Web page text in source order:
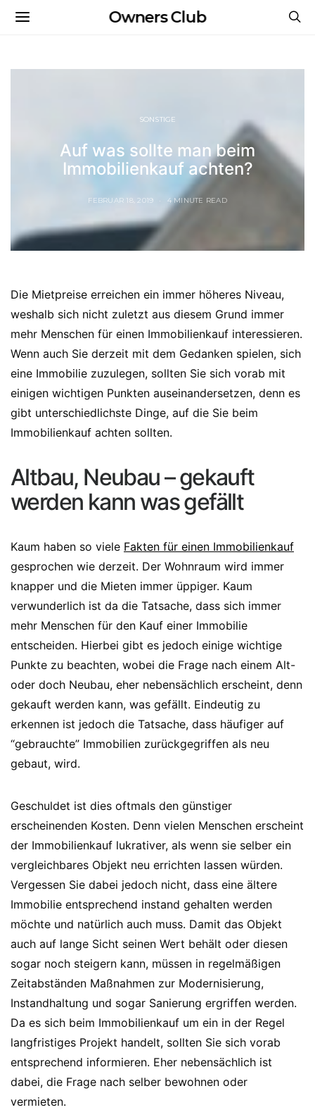
Owners Club
SONSTIGE
Auf was sollte man beim
Immobilienkauf achten?
FEBRUAR 18, 2019 4 MINUTE READ
Die Mietpreise erreichen ein immer höheres Niveau,
weshalb sich nicht zuletzt aus diesem Grund immer
mehr Menschen für einen Immobilienkauf interessieren.
Wenn auch Sie derzeit mit dem Gedanken spielen, sich
eine Immobilie zuzulegen, sollten Sie sich vorab mit
einigen wichtigen Punkten auseinandersetzen, denn es
gibt unterschiedlichste Dinge, auf die Sie beim
Immobilienkauf achten sollten.
Altbau, Neubau – gekauft
werden kann was gefällt
Kaum haben so viele Fakten für einen Immobilienkauf
gesprochen wie derzeit. Der Wohnraum wird immer
knapper und die Mieten immer üppiger. Kaum
verwunderlich ist da die Tatsache, dass sich immer
mehr Menschen für den Kauf einer Immobilie
entscheiden. Hierbei gibt es jedoch einige wichtige
Punkte zu beachten, wobei die Frage nach einem Alt-
oder doch Neubau, eher nebensächlich erscheint, denn
gekauft werden kann, was gefällt. Eindeutig zu
erkennen ist jedoch die Tatsache, dass häufiger auf
“gebrauchte” Immobilien zurückgegriffen als neu
gebaut, wird.
Geschuldet ist dies oftmals den günstiger
erscheinenden Kosten. Denn vielen Menschen erscheint
der Immobilienkauf lukrativer, als wenn sie selber ein
vergleichbares Objekt neu errichten lassen würden.
Vergessen Sie dabei jedoch nicht, dass eine ältere
Immobilie entsprechend instand gehalten werden
möchte und natürlich auch muss. Damit das Objekt
auch auf lange Sicht seinen Wert behält oder diesen
sogar noch steigern kann, müssen in regelmäßigen
Zeitabständen Maßnahmen zur Modernisierung,
Instandhaltung und sogar Sanierung ergriffen werden.
Da es sich beim Immobilienkauf um ein in der Regel
langfristiges Projekt handelt, sollten Sie sich vorab
entsprechend informieren. Eher nebensächlich ist
dabei, die Frage nach selber bewohnen oder
vermieten.